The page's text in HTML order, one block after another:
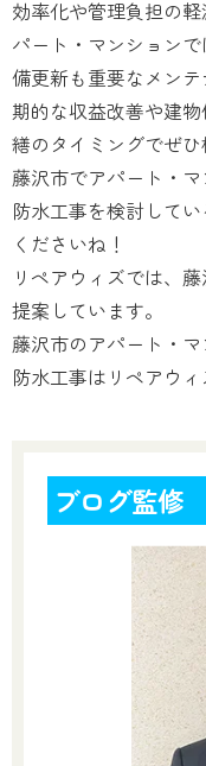
効率化や管理負担の
パート・マンション
備更新も重要なメン
期的な収益改善や建
繕のタイミングでぜひ
藤沢市でアパート・マ
防水工事を検討して
くださいね！
リペアウィズでは、
提案しています。
藤沢市のアパート・マ
防水工事はリペアウ
ブログ監修